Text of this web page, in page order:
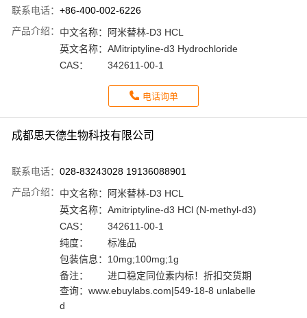
联系电话： +86-400-002-6226
产品介绍： 中文名称：
阿米替林-D3 HCL
英文名称： AMitriptyline-d3 Hydrochloride
CAS：
342611-00-1
电话询单
成都思天德生物科技有限公司
联系电话： 028-83243028 19136088901
产品介绍： 中文名称：
阿米替林-D3 HCL
英文名称： Amitriptyline-d3 HCl (N-methyl-d3)
CAS：
342611-00-1
纯度：
标准品
包装信息： 10mg;100mg;1g
备注：
进口稳定同位素内标！折扣交货期
查询：www.ebuylabs.com|549-18-8 unlabelle
d